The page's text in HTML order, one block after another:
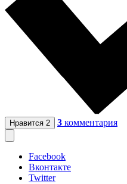
Нравится 2 3 комментария
Facebook
Вконтакте
Twitter